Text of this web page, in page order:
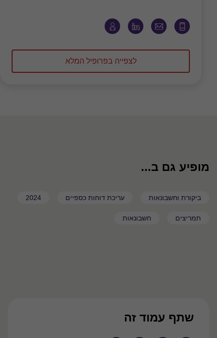
לצפייה בפרופיל המלא
מופיע גם ב...
ביקורת וחשבונאות עריכת דוחות כספיים 2024
תמריצים חשבונאות
שתף עמוד זה